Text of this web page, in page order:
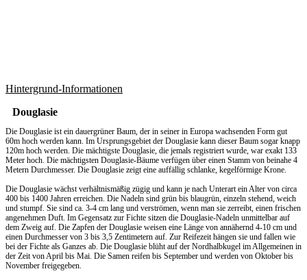
Hintergrund-Informationen
Douglasie
Die Douglasie ist ein dauergrüner Baum, der in seiner in Europa wachsenden Form gut
60m hoch werden kann. Im Ursprungsgebiet der Douglasie kann dieser Baum sogar knapp
120m hoch werden. Die mächtigste Douglasie, die jemals registriert wurde, war exakt 133
Meter hoch. Die mächtigsten Douglasie-Bäume verfügen über einen Stamm von beinahe 4
Metern Durchmesser. Die Douglasie zeigt eine auffällig schlanke, kegelförmige Krone.
Die Douglasie wächst verhältnismäßig zügig und kann je nach Unterart ein Alter von circa
400 bis 1400 Jahren erreichen. Die Nadeln sind grün bis blaugrün, einzeln stehend, weich
und stumpf. Sie sind ca. 3-4 cm lang und verströmen, wenn man sie zerreibt, einen frischen
angenehmen Duft. Im Gegensatz zur Fichte sitzen die Douglasie-Nadeln unmittelbar auf
dem Zweig auf. Die Zapfen der Douglasie weisen eine Länge von annähernd 4-10 cm und
einen Durchmesser von 3 bis 3,5 Zentimetern auf. Zur Reifezeit hängen sie und fallen wie
bei der Fichte als Ganzes ab. Die Douglasie blüht auf der Nordhalbkugel im Allgemeinen in
der Zeit von April bis Mai. Die Samen reifen bis September und werden von Oktober bis
November freigegeben.